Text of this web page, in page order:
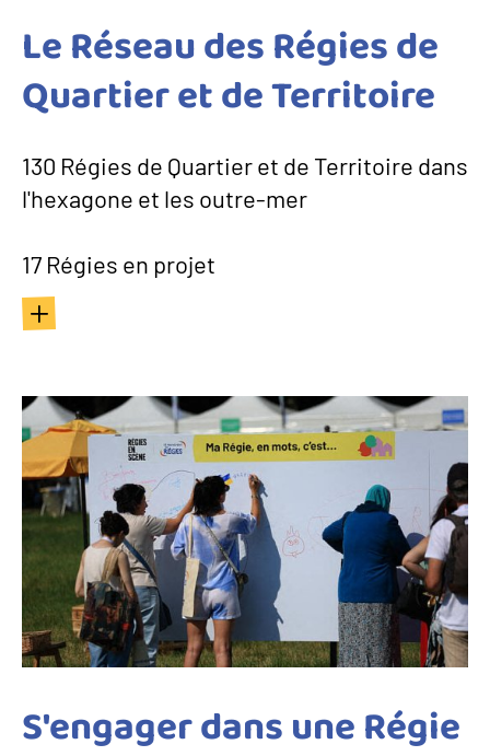
Le Réseau des Régies de
Quartier et de Territoire
130 Régies de Quartier et de Territoire dans
l'hexagone et les outre-mer
17 Régies en projet
S'engager dans une Régie